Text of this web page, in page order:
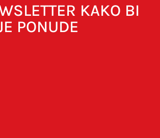
u ovom internet pregledniku za
KAKO BI
PONUDE